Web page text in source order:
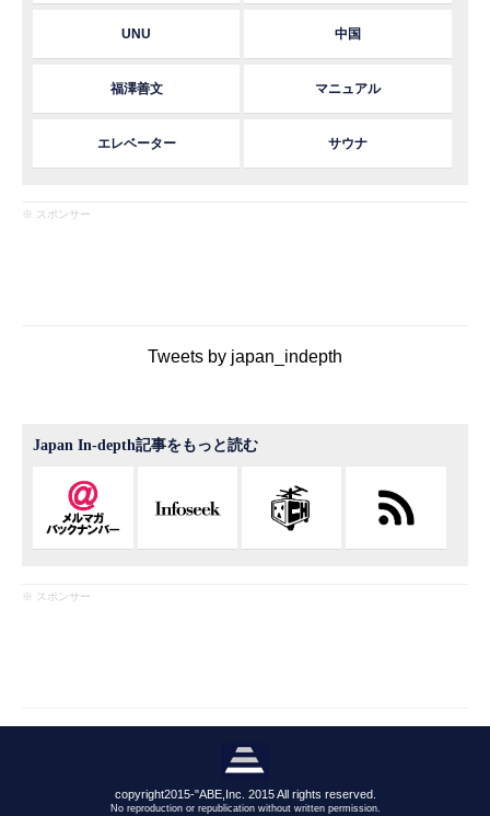
UNU 中国
福澤善文 マニュアル
エレベーター サウナ
※ スポンサー
Tweets by japan_indepth
Japan In-depth記事をもっと読む
※ スポンサー
copyright2015-"ABE,Inc. 2015 All rights reserved.
No reproduction or republication without written permission.